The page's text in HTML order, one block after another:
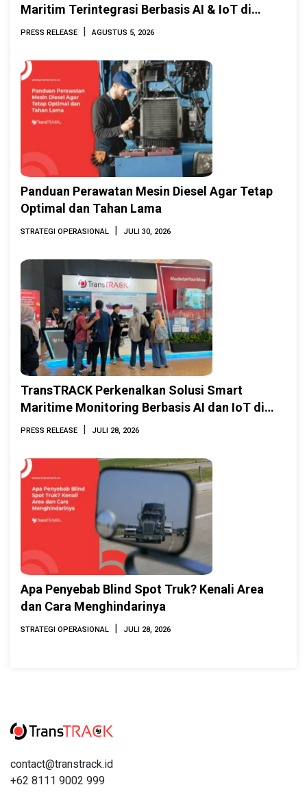
Maritim Terintegrasi Berbasis AI & IoT di
Indonesia Marine & Offshore Expo (IMOX)
PRESS RELEASE | AGUSTUS 5, 2026
Panduan Perawatan Mesin Diesel Agar Tetap
Optimal dan Tahan Lama
STRATEGI OPERASIONAL | JULI 30, 2026
TransTRACK Perkenalkan Solusi Smart
Maritime Monitoring Berbasis AI dan IoT di
INAMARINE 2026
PRESS RELEASE | JULI 28, 2026
Apa Penyebab Blind Spot Truk? Kenali Area
dan Cara Menghindarinya
STRATEGI OPERASIONAL | JULI 28, 2026
contact@transtrack.id
+62 8111 9002 999